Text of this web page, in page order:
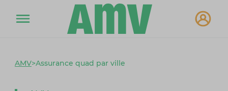
AMV>Assurance quad par ville